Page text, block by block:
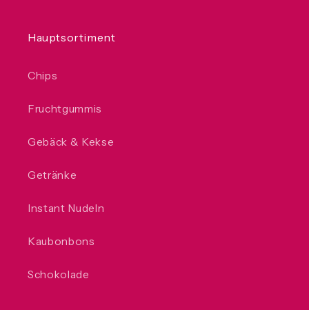
Hauptsortiment
Chips
Fruchtgummis
Gebäck & Kekse
Getränke
Instant Nudeln
Kaubonbons
Schokolade